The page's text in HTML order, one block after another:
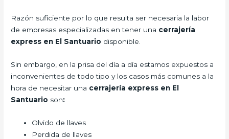
Razón suficiente por lo que resulta ser necesaria la labor
de empresas especializadas en tener una cerrajería
express en El Santuario disponible.
Sin embargo, en la prisa del día a día estamos expuestos a
inconvenientes de todo tipo y los casos más comunes a la
hora de necesitar una cerrajería express en El
Santuario son:
Olvido de llaves
Perdida de llaves